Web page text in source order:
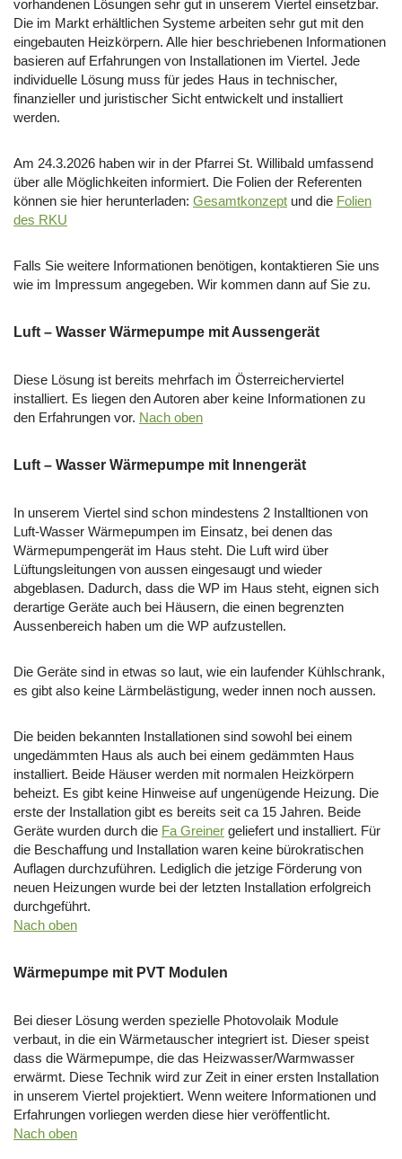
vorhandenen Lösungen sehr gut in unserem Viertel einsetzbar.
Die im Markt erhältlichen Systeme arbeiten sehr gut mit den
eingebauten Heizkörpern. Alle hier beschriebenen Informationen
basieren auf Erfahrungen von Installationen im Viertel. Jede
individuelle Lösung muss für jedes Haus in technischer,
finanzieller und juristischer Sicht entwickelt und installiert
werden.
Am 24.3.2026 haben wir in der Pfarrei St. Willibald umfassend
über alle Möglichkeiten informiert. Die Folien der Referenten
können sie hier herunterladen: Gesamtkonzept und die Folien
des RKU
Falls Sie weitere Informationen benötigen, kontaktieren Sie uns
wie im Impressum angegeben. Wir kommen dann auf Sie zu.
Luft – Wasser Wärmepumpe mit Aussengerät
Diese Lösung ist bereits mehrfach im Österreicherviertel
installiert. Es liegen den Autoren aber keine Informationen zu
den Erfahrungen vor. Nach oben
Luft – Wasser Wärmepumpe mit Innengerät
In unserem Viertel sind schon mindestens 2 Installtionen von
Luft-Wasser Wärmepumpen im Einsatz, bei denen das
Wärmepumpengerät im Haus steht. Die Luft wird über
Lüftungsleitungen von aussen eingesaugt und wieder
abgeblasen. Dadurch, dass die WP im Haus steht, eignen sich
derartige Geräte auch bei Häusern, die einen begrenzten
Aussenbereich haben um die WP aufzustellen.
Die Geräte sind in etwas so laut, wie ein laufender Kühlschrank,
es gibt also keine Lärmbelästigung, weder innen noch aussen.
Die beiden bekannten Installationen sind sowohl bei einem
ungedämmten Haus als auch bei einem gedämmten Haus
installiert. Beide Häuser werden mit normalen Heizkörpern
beheizt. Es gibt keine Hinweise auf ungenügende Heizung. Die
erste der Installation gibt es bereits seit ca 15 Jahren. Beide
Geräte wurden durch die Fa Greiner geliefert und installiert. Für
die Beschaffung und Installation waren keine bürokratischen
Auflagen durchzuführen. Lediglich die jetzige Förderung von
neuen Heizungen wurde bei der letzten Installation erfolgreich
durchgeführt.
Nach oben
Wärmepumpe mit PVT Modulen
Bei dieser Lösung werden spezielle Photovolaik Module
verbaut, in die ein Wärmetauscher integriert ist. Dieser speist
dass die Wärmepumpe, die das Heizwasser/Warmwasser
erwärmt. Diese Technik wird zur Zeit in einer ersten Installation
in unserem Viertel projektiert. Wenn weitere Informationen und
Erfahrungen vorliegen werden diese hier veröffentlicht.
Nach oben